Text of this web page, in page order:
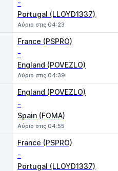
-
Portugal (LLOYD1337)
Αύριο στις 04:23
France (PSPRO)
-
England (POVEZLO)
Αύριο στις 04:39
England (POVEZLO)
-
Spain (FOMA)
Αύριο στις 04:55
France (PSPRO)
-
Portugal (LLOYD1337)